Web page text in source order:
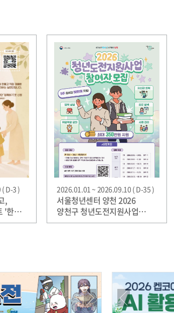
D-3 )
,
'한
2026.01.01 ~ 2026.09.10 ( D-35 )
서울청년센터 양천 2026
양천구 청년도전지원사업
참여자 모집